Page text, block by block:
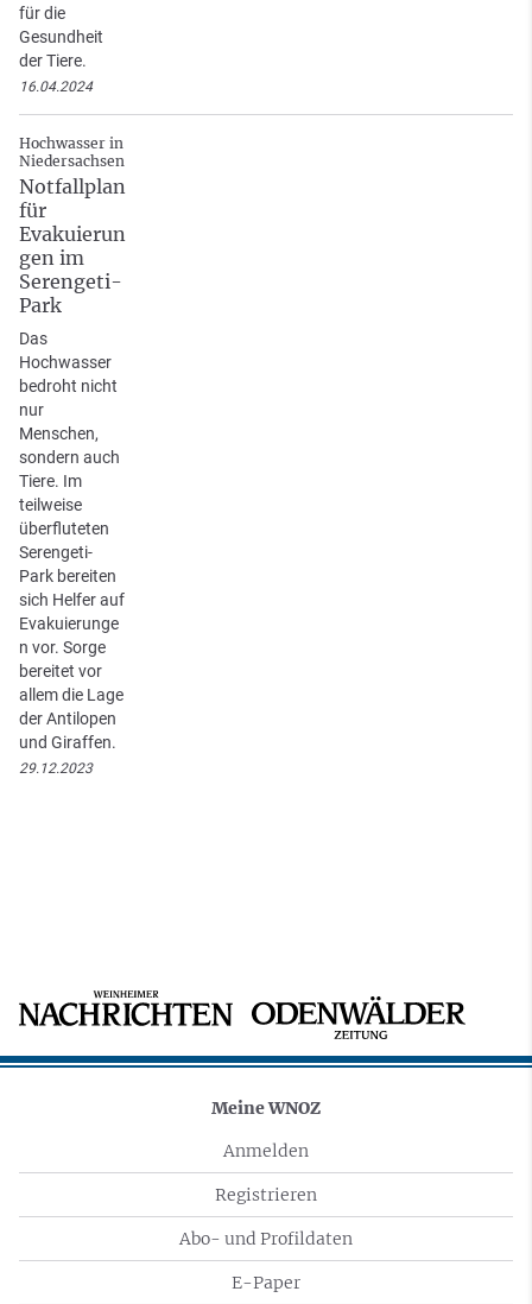
für die
Gesundheit
der Tiere.
16.04.2024
Hochwasser in
Niedersachsen
Notfallplan
für
Evakuierun
gen im
Serengeti-
Park
Das
Hochwasser
bedroht nicht
nur
Menschen,
sondern auch
Tiere. Im
teilweise
überfluteten
Serengeti-
Park bereiten
sich Helfer auf
Evakuierunge
n vor. Sorge
bereitet vor
allem die Lage
der Antilopen
und Giraffen.
29.12.2023
Meine WNOZ
Anmelden
Registrieren
Abo- und Profildaten
E-Paper